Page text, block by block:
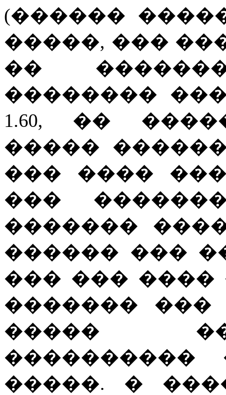
(������
�����, ���
��
��������
1.60, ��
�����
��� ����
���
�������
������ ���
��� ��� ����
�������
�����
�����. �